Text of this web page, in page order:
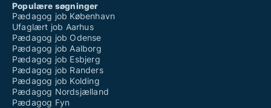
Populære søgninger
Pædagog job København
Ufaglært job Aarhus
Pædagog job Odense
Pædagog job Aalborg
Pædagog job Esbjerg
Pædagog job Randers
Pædagog job Kolding
Pædagog Nordsjælland
Pædagog Fyn